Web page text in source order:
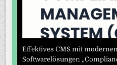
Effektives CMS mit
Softwarelösungen